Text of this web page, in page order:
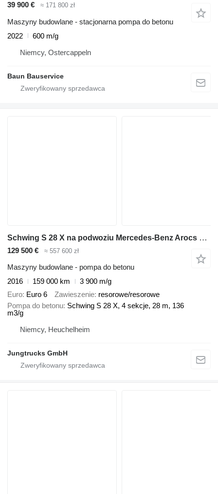
39 900 €
≈ 171 800 zł
Maszyny budowlane - stacjonarna pompa do betonu
2022
600 m/g
Niemcy, Ostercappeln
Baun Bauservice
Schwing S 28 X na podwoziu Mercedes-Benz Arocs 2633
129 500 € ≈ 557 600 zł
Maszyny budowlane - pompa do betonu
2016
159 000 km
3 900 m/g
Euro Euro 6 Zawieszenie resorowe/resorowe
Pompa do betonu Schwing S 28 X, 4 sekcje, 28 m, 136
m3/g
Niemcy, Heuchelheim
Jungtrucks GmbH